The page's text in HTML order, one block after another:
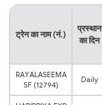
ट्रेन का नाम (नं.)
प्रस्थान
का दिन
RAYALASEEMA
SF (12794)
Daily